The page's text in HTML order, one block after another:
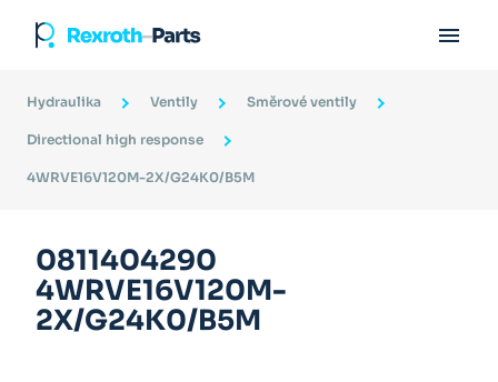

Hydraulika Ventily Směrové ventily
Directional high response
4WRVE16V120M-2X/G24K0/B5M
0811404290
4WRVE16V120M-
2X/G24K0/B5M